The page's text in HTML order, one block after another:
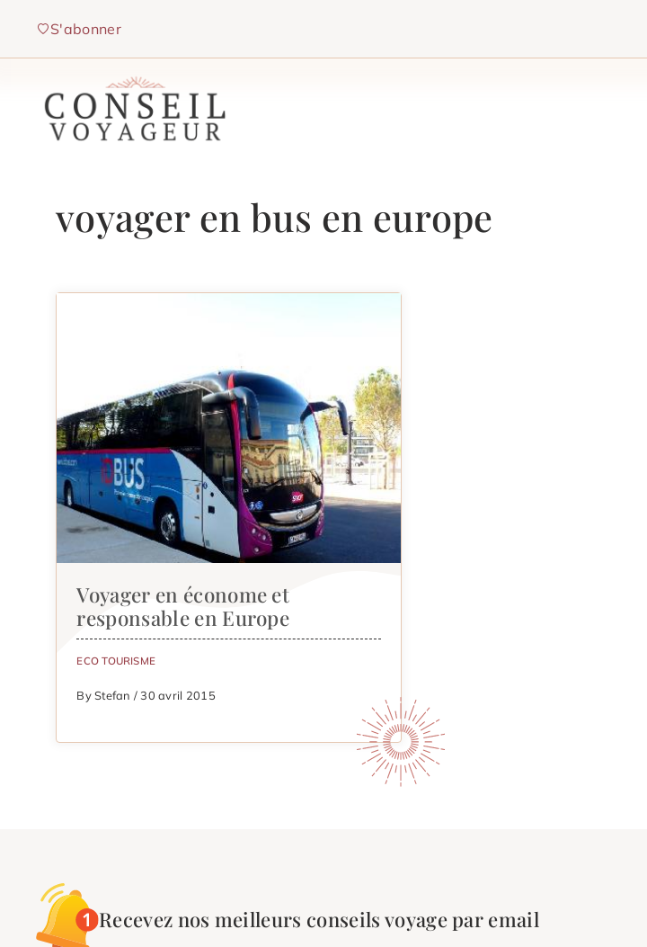
contenu
S'abonner
voyager en bus en europe
Voyager en économe et
responsable en Europe
ECO TOURISME
By Stefan / 30 avril 2015
Recevez nos meilleurs conseils voyage par email